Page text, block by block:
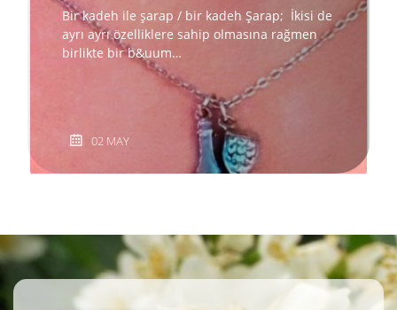
Bir kadeh ile şarap / bir kadeh Şarap; İkisi de
ayrı ayrı özelliklere sahip olmasına rağmen
birlikte bir b&uum…
02 MAY